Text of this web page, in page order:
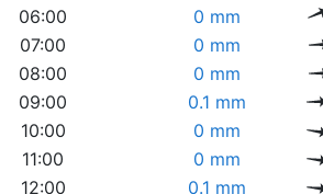
06:00
0 mm
07:00
0 mm
08:00
0 mm
09:00
0.1 mm
10:00
0 mm
11:00
0 mm
12:00
0.1 mm